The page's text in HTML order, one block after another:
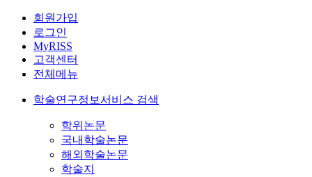
회원가입
로그인
MyRISS
고객센터
전체메뉴
학술연구정보서비스 검색
학위논문
국내학술논문
해외학술논문
학술지